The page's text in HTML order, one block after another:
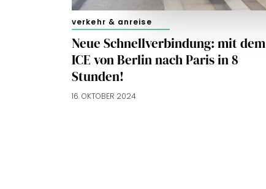
verkehr & anreise
Neue Schnellverbindung: mit dem
ICE von Berlin nach Paris in 8
Stunden!
16. OKTOBER 2024